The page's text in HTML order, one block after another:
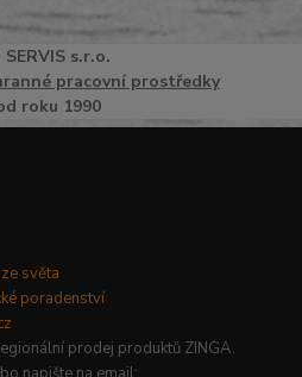
SERVISs.r.o.
pracovní prostředky
roku 1990
světa
poradenství
prodej produktů ZINGA.